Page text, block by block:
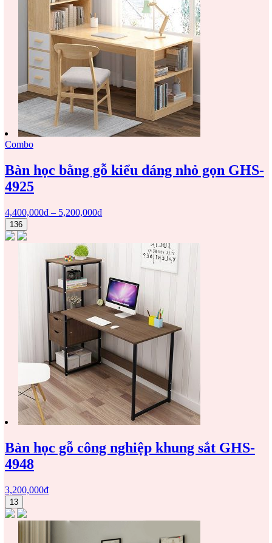
Combo
Bàn học bằng gỗ kiểu dáng nhỏ gọn GHS-
4925
4,400,000₫ – 5,200,000₫
136
Bàn học gỗ công nghiệp khung sắt GHS-
4948
3,200,000₫
13